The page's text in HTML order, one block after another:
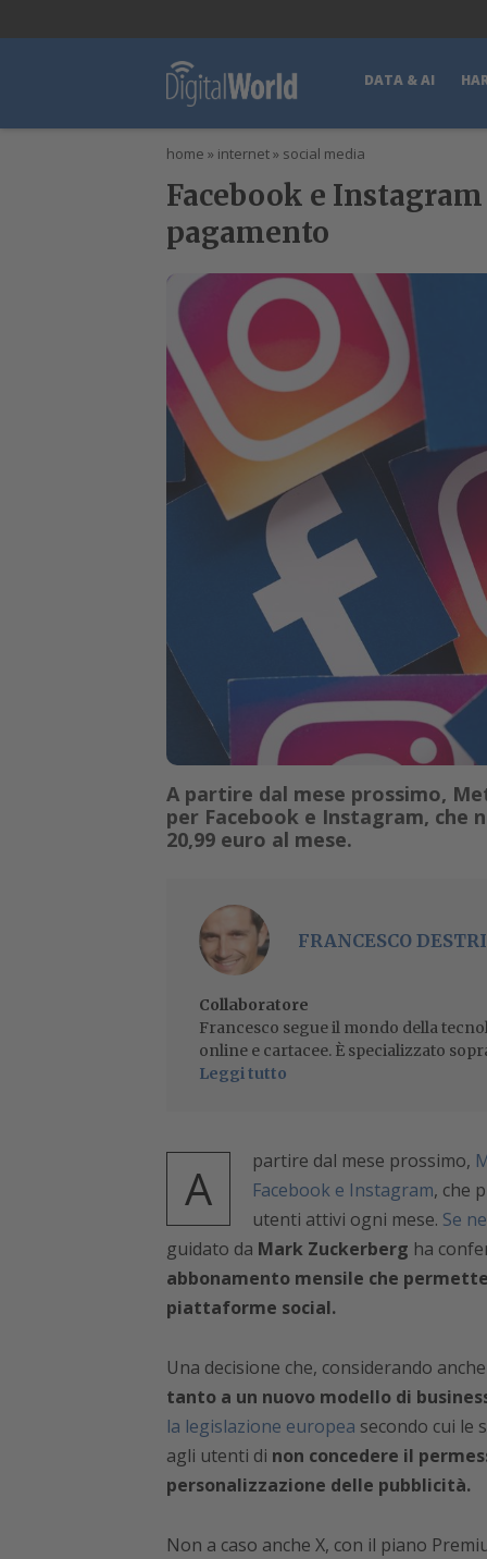
DATA & AI
home » internet» social media
Facebook e
pagamento
A partire dal mese prossimo,
per Facebook e Instagram, che
20,99 euro al mese.
FRANCESCO DESTRI
Collaboratore
Francesco segue il mondo della
online e cartacee. È specializzato
Leggi tutto
A partire dal mese prossimo,
Facebook e Instagram, che
utenti attivi ogni mese. Se
guidato da Mark Zuckerberg ha
abbonamento mensile che
piattaforme social.
Una decisione che, considerando
tanto a un nuovo modello di
la legislazione europea secondo cui le
agli utenti di non concedere il
personalizzazione delle pubblicità.
Non a caso anche X, con il piano